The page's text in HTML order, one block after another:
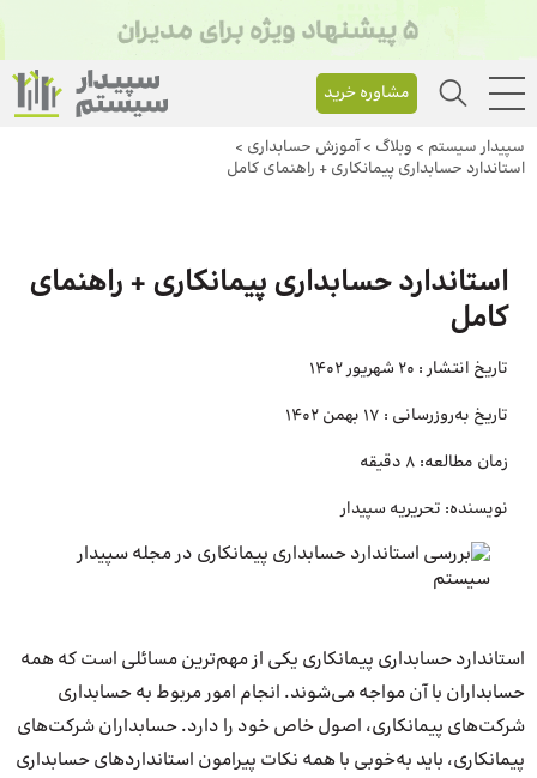
مشاوره خرید
سپیدار سیستم > وبلاگ >آموزش حسابداری >
استاندارد حسابداری پیمانکاری + راهنمای کامل
استاندارد حسابداری پیمانکاری + راهنمای
کامل
تاریخ انتشار : 20 شهریور 1402
تاریخ به‌روزرسانی : 17 بهمن 1402
زمان مطالعه: 8 دقیقه
نویسنده: تحریریه سپیدار
استاندارد حسابداری پیمانکاری یکی از مهم‌ترین مسائلی است که همه
حسابداران با آن مواجه می‌شوند. انجام امور مربوط به حسابداری
شرکت‌های پیمانکاری، اصول خاص خود را دارد. حسابداران شرکت‌های
پیمانکاری، باید به‌خوبی با همه نکات پیرامون استانداردهای حسابداری